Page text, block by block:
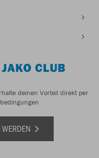
CLUB
deinen Vorteil direkt per